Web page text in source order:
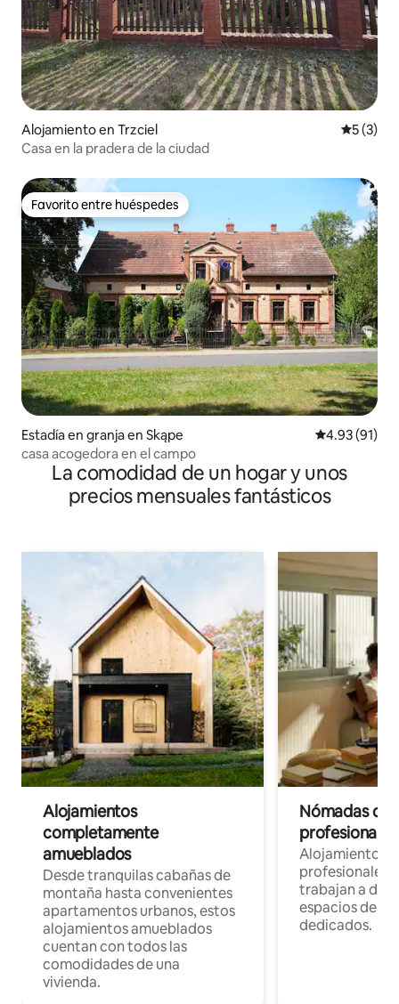
Alojamiento en Trzciel
5 (3)
Casa en la pradera de la ciudad
Favorito entre huéspedes
Favorito entre huéspedes
Estadía en granja en Skąpe Calificación
4.93 (91)
casa acogedora en el campo
La comodidad de un hogar y unos
precios mensuales fantásticos
Alojamientos
completamente
amueblados
Desde tranquilas cabañas de
montaña hasta convenientes
apartamentos urbanos, estos
alojamientos amueblados
cuentan con todos las
comodidades de una
vivienda.
Nómadas
Alojamientos
profesionales
trabajan a
espacios de
dedicados.